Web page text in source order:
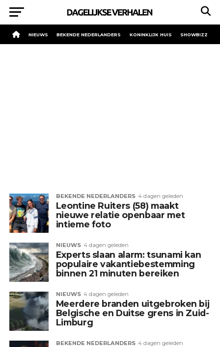
NIEUWS BEKENDE NEDERLANDERS KONINKLIJK HUIS SHOWBIZZ
BEKENDE NEDERLANDERS 4 dagen geleden
Leontine Ruiters (58) maakt
nieuwe relatie openbaar met
intieme foto
NIEUWS 4 dagen geleden
Experts slaan alarm: tsunami kan
populaire vakantiebestemming
binnen 21 minuten bereiken
NIEUWS 4 dagen geleden
Meerdere branden uitgebroken bij
Belgische en Duitse grens in Zuid-
Limburg
BEKENDE NEDERLANDERS 4 dagen geleden